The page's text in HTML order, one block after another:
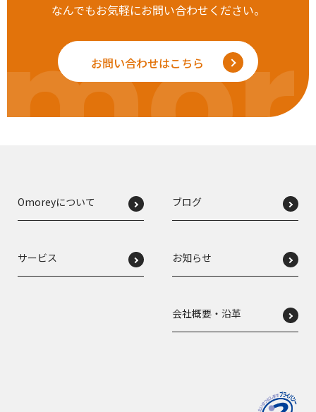
なんでもお気軽にお問い合わせください。
お問い合わせはこちら
Omoreyについて
サービス
ブログ
お知らせ
会社概要・沿革